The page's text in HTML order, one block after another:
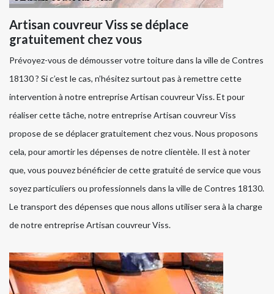
Artisan couvreur Viss se déplace
gratuitement chez vous
Prévoyez-vous de démousser votre toiture dans la ville de Contres
18130 ? Si c’est le cas, n’hésitez surtout pas à remettre cette
intervention à notre entreprise Artisan couvreur Viss. Et pour
réaliser cette tâche, notre entreprise Artisan couvreur Viss
propose de se déplacer gratuitement chez vous. Nous proposons
cela, pour amortir les dépenses de notre clientèle. Il est à noter
que, vous pouvez bénéficier de cette gratuité de service que vous
soyez particuliers ou professionnels dans la ville de Contres 18130.
Le transport des dépenses que nous allons utiliser sera à la charge
de notre entreprise Artisan couvreur Viss.